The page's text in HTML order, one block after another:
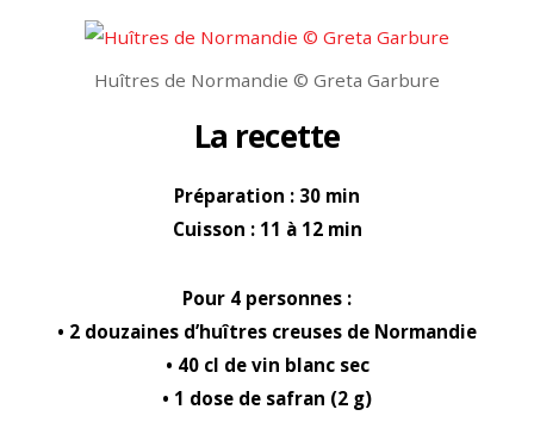
Huîtres de Normandie © Greta Garbure
La recette
Préparation : 30 min
Cuisson :11 à 12 min
Pour 4 personnes :
• 2 douzaines d’huîtres creuses de Normandie
• 40 cl de vin blanc sec
• 1 dose de safran (2 g)